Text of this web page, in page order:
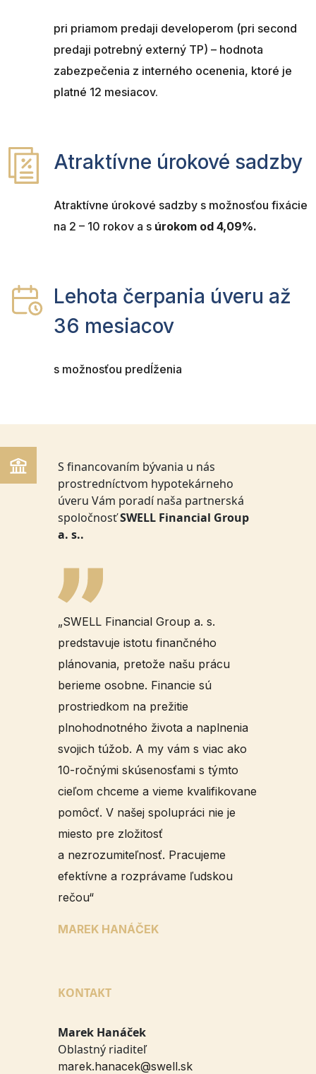
pri priamom predaji developerom (pri second
predaji potrebný externý TP) – hodnota
zabezpečenia z interného ocenenia, ktoré je
platné 12 mesiacov.
Atraktívne úrokové sadzby
Atraktívne úrokové sadzby s možnosťou fixácie
na 2 – 10 rokov a s úrokom od 4,09%.
Lehota čerpania úveru až
36 mesiacov
s možnosťou predĺženia
S financovaním bývania u nás
prostredníctvom hypotekárneho
úveru Vám poradí naša partnerská
spoločnosťSWELL Financial Group
a. s..
„SWELL Financial Group a. s.
predstavuje istotu finančného
plánovania, pretože našu prácu
berieme osobne. Financie sú
prostriedkom na prežitie
plnohodnotného života a naplnenia
svojich túžob. A my vám s viac ako
10-ročnými skúsenosťami s týmto
cieľom chceme a vieme kvalifikovane
pomôcť. V našej spolupráci nie je
miesto pre zložitosť
a nezrozumiteľnosť. Pracujeme
efektívne a rozprávame ľudskou
rečou“
MAREK HANÁČEK
KONTAKT
Marek Hanáček
Oblastný riaditeľ
marek.hanacek@swell.sk